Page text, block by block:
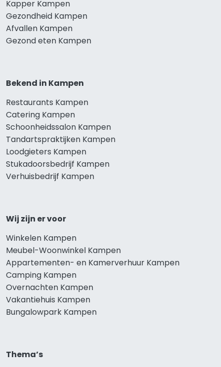
Kapper Kampen
Gezondheid Kampen
Afvallen Kampen
Gezond eten Kampen
Bekend in Kampen
Restaurants Kampen
Catering Kampen
Schoonheidssalon Kampen
Tandartspraktijken Kampen
Loodgieters Kampen
Stukadoorsbedrijf Kampen
Verhuisbedrijf Kampen
Wij zijn er voor
Winkelen Kampen
Meubel-Woonwinkel Kampen
Appartementen- en Kamerverhuur Kampen
Camping Kampen
Overnachten Kampen
Vakantiehuis Kampen
Bungalowpark Kampen
Thema’s